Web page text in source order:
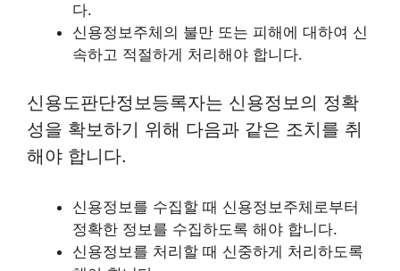
다.
신용정보주체의 불만 또는 피해에 대하여 신
속하고 적절하게 처리해야 합니다.
신용도판단정보등록자는 신용정보의 정확
성을 확보하기 위해 다음과 같은 조치를 취
해야 합니다.
신용정보를 수집할 때 신용정보주체로부터
정확한 정보를 수집하도록 해야 합니다.
신용정보를 처리할 때 신중하게 처리하도록